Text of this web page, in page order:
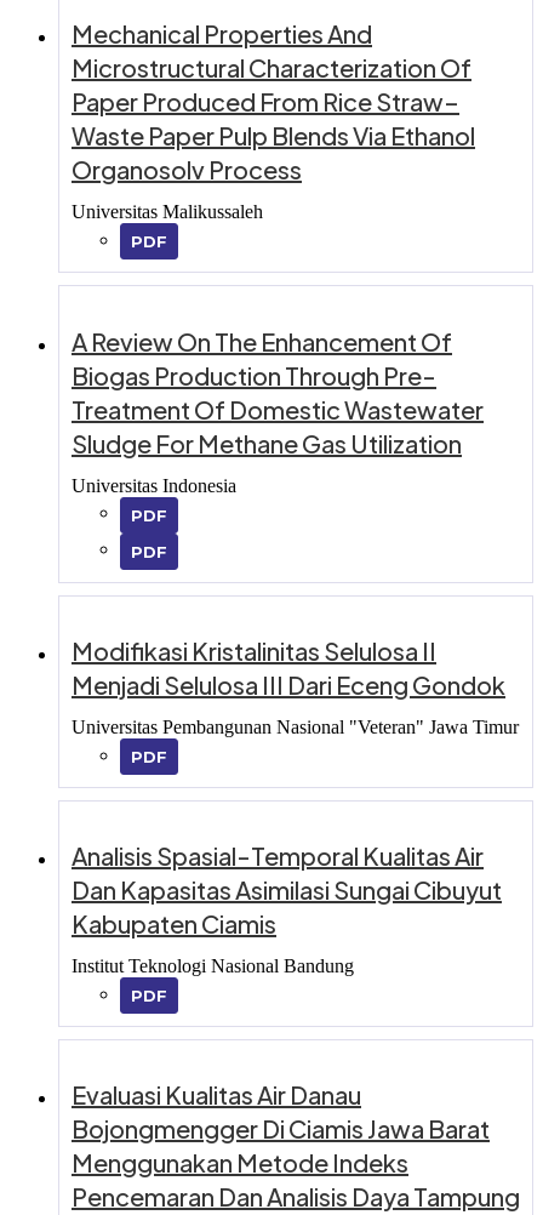
Mechanical Properties And
Microstructural Characterization Of
Paper Produced From Rice Straw–
Waste Paper Pulp Blends Via Ethanol
Organosolv Process
Universitas Malikussaleh
PDF
A Review On The Enhancement Of
Biogas Production Through Pre-
Treatment Of Domestic Wastewater
Sludge For Methane Gas Utilization
Universitas Indonesia
PDF
PDF
Modifikasi Kristalinitas Selulosa II
Menjadi Selulosa III Dari Eceng Gondok
Universitas Pembangunan Nasional "Veteran" Jawa Timur
PDF
Analisis Spasial-Temporal Kualitas Air
Dan Kapasitas Asimilasi Sungai Cibuyut
Kabupaten Ciamis
Institut Teknologi Nasional Bandung
PDF
Evaluasi Kualitas Air Danau
Bojongmengger Di Ciamis Jawa Barat
Menggunakan Metode Indeks
Pencemaran Dan Analisis Daya Tampung